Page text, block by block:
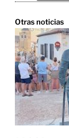
Otras noticias